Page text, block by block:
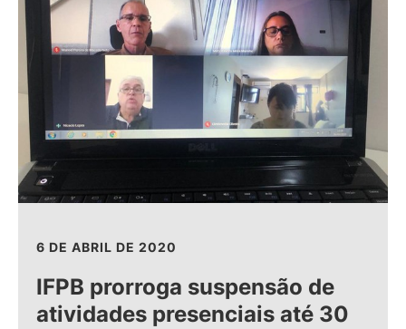
6 DE ABRIL DE 2020
IFPB prorroga suspensão de
atividades presenciais até 30